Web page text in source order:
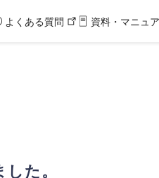
よくある質問 資料・マニュ
た。